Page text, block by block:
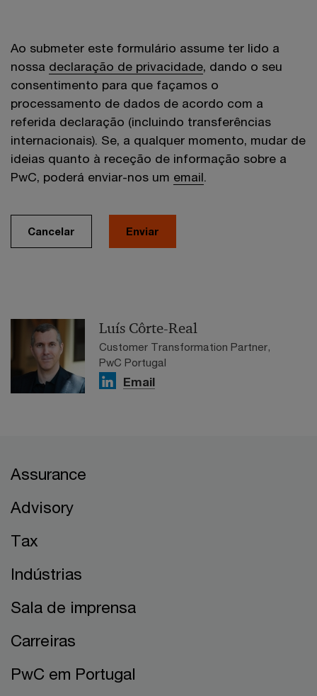
Ao submeter este formulário assume ter lido a
nossa declaração de privacidade, dando o seu
consentimento para que façamos o
processamento de dados de acordo com a
referida declaração (incluindo transferências
internacionais). Se, a qualquer momento, mudar de
ideias quanto à receção de informação sobre a
PwC, poderá enviar-nos um email.
Cancelar Enviar
Luís Côrte-Real
Customer Transformation Partner,
PwC Portugal
Email
Assurance
Advisory
Tax
Indústrias
Sala de imprensa
Carreiras
PwC em Portugal